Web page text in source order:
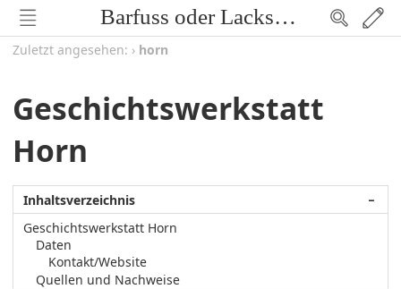
Barfuss oder Lackschuh
Zuletzt angesehen: › horn
Geschichtswerkstatt
Horn
−
Inhaltsverzeichnis
Geschichtswerkstatt Horn
Daten
Kontakt/Website
Quellen und Nachweise